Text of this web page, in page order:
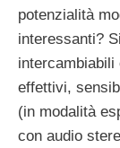
potenzialità
interessanti?
effettivi,
(in modalità
con audio